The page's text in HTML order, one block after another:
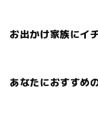
お出かけ家族にイ
あなたにおすすめ